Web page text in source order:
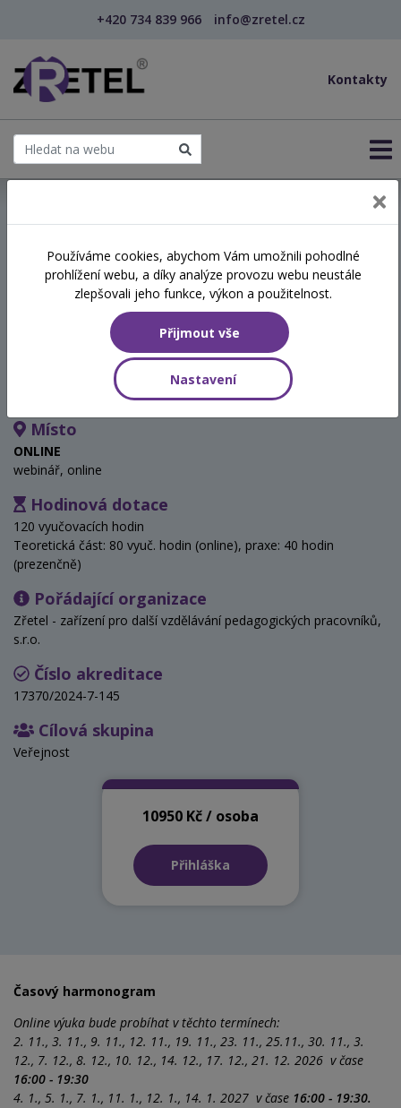
+420 734 839 966 info@zretel.cz
Kontakty
kvalifikační vzdělávání šablony
Studium pedagogiky pro
vychovatele - kombinované
02.11.2026 - 01.02.2027
Místo
ONLINE
webinář, online
Hodinová dotace
120 vyučovacích hodin
Teoretická část: 80 vyuč. hodin (online), praxe: 40 hodin
(prezenčně)
Pořádající organizace
Zřetel - zařízení pro další vzdělávání pedagogických pracovníků,
s.r.o.
Číslo akreditace
17370/2024-7-145
Cílová skupina
Veřejnost
10950 Kč / osoba
Přihláška
Časový harmonogram
Online výuka bude probíhat v těchto termínech:
2. 11., 3. 11., 9. 11., 12. 11., 19. 11., 23. 11., 25.11., 30. 11., 3.
12., 7. 12., 8. 12., 10. 12., 14. 12., 17. 12., 21. 12. 2026 v čase
16:00 - 19:30
4. 1., 5. 1., 7. 1., 11. 1., 12. 1., 14. 1. 2027 v čase 16:00 - 19:30.
Používáme cookies, abychom Vám umožnili pohodlné
prohlížení webu, a díky analýze provozu webu neustále
zlepšovali jeho funkce, výkon a použitelnost.
Přijmout vše
Nastavení